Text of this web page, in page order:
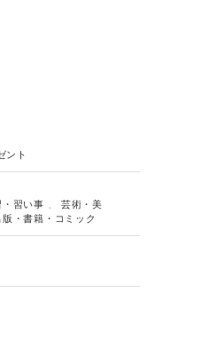
ント
・習い事
芸術・美
版・書籍・コミック